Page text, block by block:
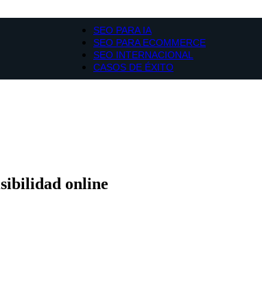
SEO PARA IA
SEO PARA ECOMMERCE
SEO INTERNACIONAL
CASOS DE ÉXITO
online